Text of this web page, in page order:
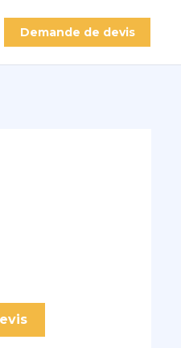
Demande de devis